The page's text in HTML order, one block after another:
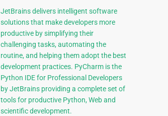
JetBrains delivers intelligent software
solutions that make developers more
productive by simplifying their
challenging tasks, automating the
routine, and helping them adopt the best
development practices. PyCharm is the
Python IDE for Professional Developers
by JetBrains providing a complete set of
tools for productive Python, Web and
scientific development.